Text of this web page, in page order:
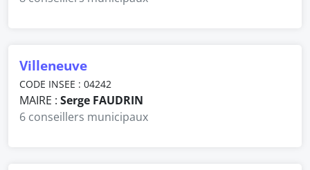
Villeneuve
CODE INSEE : 04242
MAIRE : Serge FAUDRIN
6 conseillers municipaux